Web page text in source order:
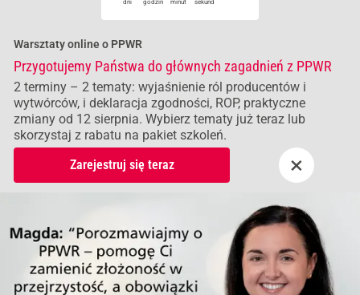
dni godzin minut sekund
Warsztaty online o PPWR
Przygotujemy Państwa do głównych zagadnień z PPWR
2 terminy – 2 tematy: wyjaśnienie ról producentów i
wytwórców, i deklaracja zgodności, ROP, praktyczne
zmiany od 12 sierpnia. Wybierz tematy już teraz lub
skorzystaj z rabatu na pakiet szkoleń.
Zarejestruj się teraz
×